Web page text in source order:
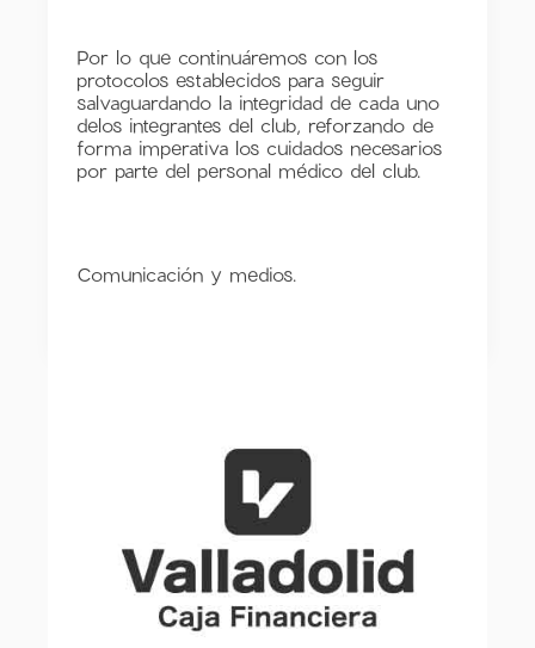
Por lo que continuáremos con los
protocolos establecidos para seguir
salvaguardando la integridad de cada uno
delos integrantes del club, reforzando de
forma imperativa los cuidados necesarios
por parte del personal médico del club.
Comunicación y medios.